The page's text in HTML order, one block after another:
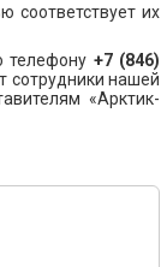
соответствует их
телефону +7 (846)
сотрудники нашей
«Арктик-